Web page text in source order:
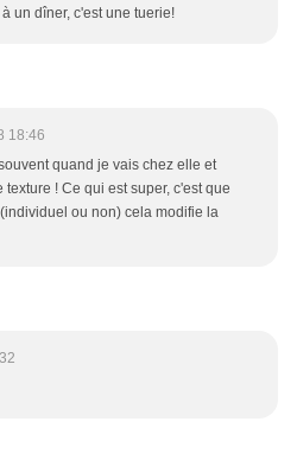
un dîner, c'est une tuerie!
18:46
quand je vais chez elle et
! Ce qui est super, c'est que
ou non) cela modifie la